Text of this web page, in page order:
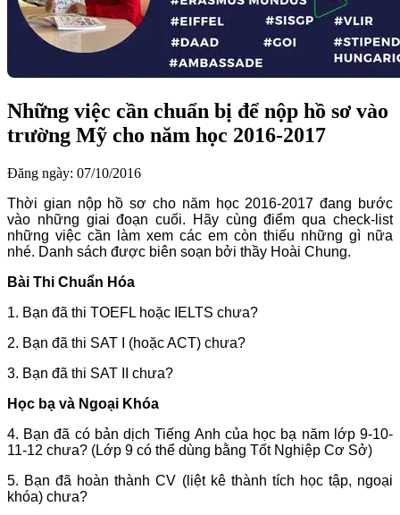
Những việc cần chuẩn bị để nộp hồ sơ vào
trường Mỹ cho năm học 2016-2017
Đăng ngày: 07/10/2016
Thời gian nộp hồ sơ cho năm học 2016-2017 đang bước
vào những giai đoạn cuối. Hãy cùng điểm qua check-list
những việc cần làm xem các em còn thiếu những gì nữa
nhé. Danh sách được biên soạn bởi thầy Hoài Chung.
Bài Thi Chuẩn Hóa
1. Bạn đã thi TOEFL hoặc IELTS chưa?
2. Bạn đã thi SAT I (hoặc ACT) chưa?
3. Bạn đã thi SAT II chưa?
Học bạ và Ngoại Khóa
4. Bạn đã có bản dịch Tiếng Anh của học bạ năm lớp 9-10-
11-12 chưa? (Lớp 9 có thể dùng bằng Tốt Nghiệp Cơ Sở)
5. Bạn đã hoàn thành CV (liệt kê thành tích học tập, ngoại
khóa) chưa?